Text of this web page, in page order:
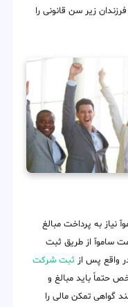
زیر سن قانونی را
به پرداخت مبالغ
ساموآ از طریق ثبت
واقع پس از ثبت شرکت
حتماً باید مبالغ و
گواهی تمکن مالی را